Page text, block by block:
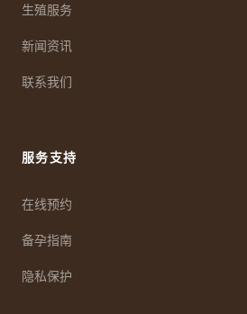
生殖服务
新闻资讯
联系我们
服务支持
在线预约
备孕指南
隐私保护